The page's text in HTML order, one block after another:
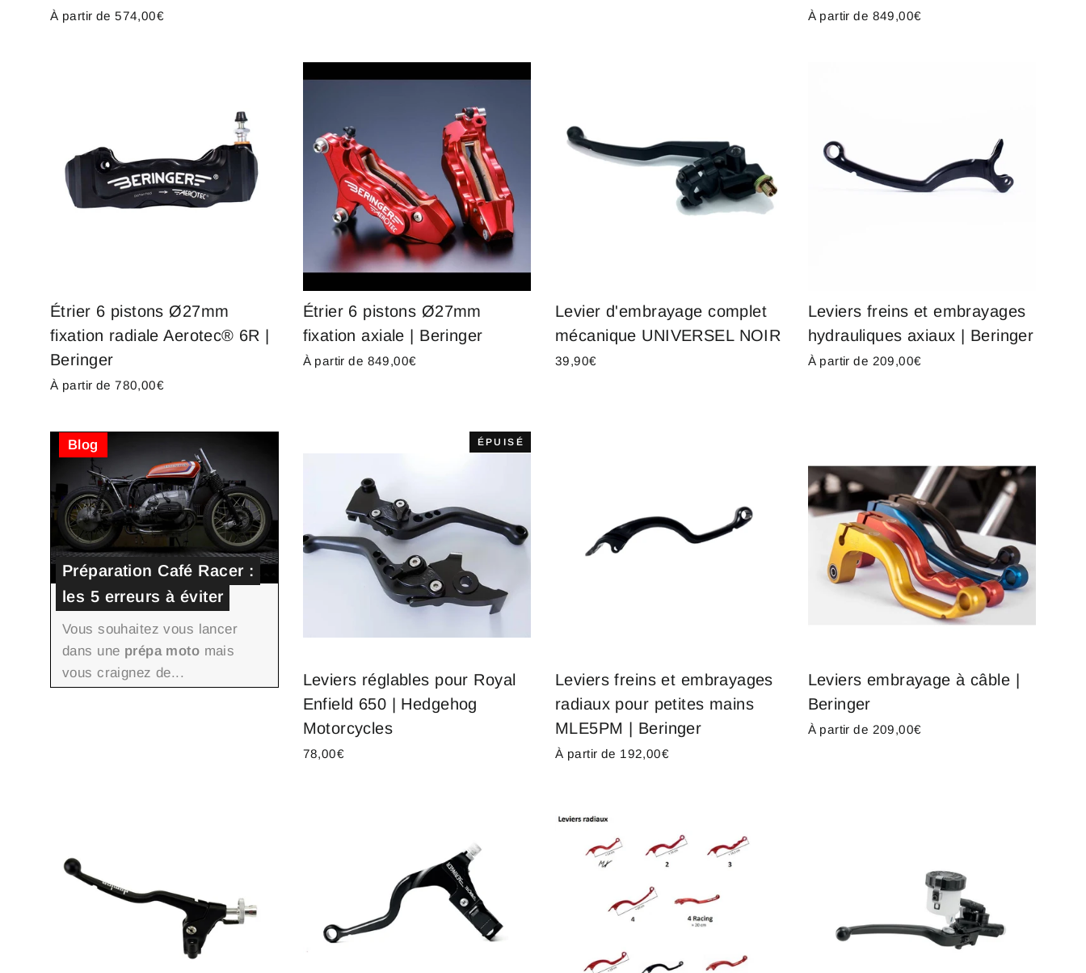
À partir de 574,00€ À partir de 849,00€
Étrier 6 pistons Ø27mm
fixation radiale Aerotec® 6R |
Beringer
À partir de 780,00€
Étrier 6 pistons Ø27mm
fixation axiale | Beringer
À partir de 849,00€
Levier d'embrayage complet
mécanique UNIVERSEL NOIR
39,90€
Leviers freins et embrayages
hydrauliques axiaux | Beringer
À partir de 209,00€
Blog
Préparation Café Racer :
les 5 erreurs à éviter
Vous souhaitez vous lancer
dans une prépa moto mais
vous craignez de...
ÉPUISÉ
Leviers réglables pour Royal
Enfield 650 | Hedgehog
Motorcycles
78,00€
Leviers freins et embrayages
radiaux pour petites mains
MLE5PM | Beringer
À partir de 192,00€
Leviers embrayage à câble |
Beringer
À partir de 209,00€